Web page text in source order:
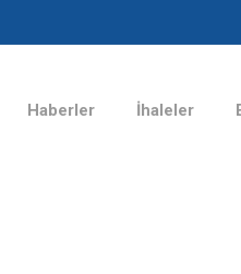
Haberler İhaleler